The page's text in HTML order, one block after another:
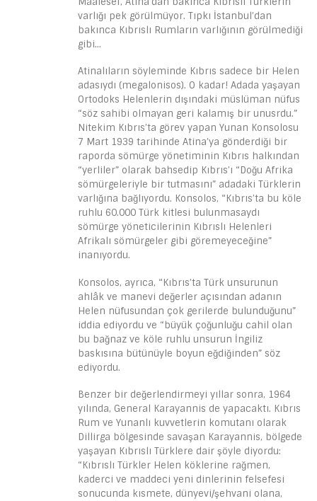
varlığı pek görülmüyor. Tıpkı İstanbul’dan
bakınca Kıbrıslı Rumların varlığının görülmediği
gibi…
Atinalıların söyleminde Kıbrıs sadece bir Helen
adasıydı (megalonisos). O kadar! Adada yaşayan
Ortodoks Helenlerin dışındaki müslüman nüfus
“söz sahibi olmayan geri kalamış bir unusrdu.”
Nitekim Kıbrıs’ta görev yapan Yunan Konsolosu
7 Mart 1939 tarihinde Atina’ya gönderdiği bir
raporda sömürge yönetiminin Kıbrıs halkından
“yerliler” olarak bahsedip Kıbrıs’ı “Doğu Afrika
sömürgeleriyle bir tutmasını” adadaki Türklerin
varlığına bağlıyordu. Konsolos, “Kıbrıs’ta bu köle
ruhlu 60.000 Türk kitlesi bulunmasaydı
sömürge yöneticilerinin Kıbrıslı Helenleri
Afrikalı sömürgeler gibi göremeyeceğine”
inanıyordu.
Konsolos, ayrıca, “Kıbrıs’ta Türk unsurunun
ahlâk ve manevi değerler açısından adanın
Helen nüfusundan çok gerilerde bulunduğunu”
iddia ediyordu ve “büyük çoğunluğu cahil olan
bu bağnaz ve köle ruhlu unsurun İngiliz
baskısına bütünüyle boyun eğdiğinden” söz
ediyordu.
Benzer bir değerlendirmeyi yıllar sonra, 1964
yılında, General Karayannis de yapacaktı. Kıbrıs
Rum ve Yunanlı kuvvetlerin komutanı olarak
Dillirga bölgesinde savaşan Karayannis, bölgede
yaşayan Kıbrıslı Türklere dair şöyle diyordu:
“Kıbrıslı Türkler Helen köklerine rağmen,
kaderci ve maddeci yeni dinlerinin felsefesi
sonucunda kısmete, dünyevi/şehvani olana,